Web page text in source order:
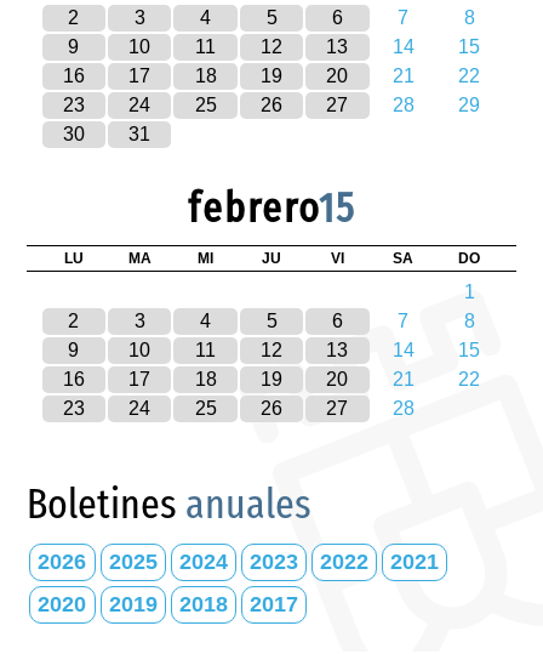
2
3 4 5 6 7
8
9
10 11 12 13 14
15
16
17 18 19 20 21
22
23
24 25 26 27 28
29
30
31
febrero15
LU MA MI JU VI SA DO
1
2
3 4 5 6 7
8
9
10 11 12 13 14
15
16
17 18 19 20 21
22
23
24 25 26 27 28
Boletines anuales
2026 2025 2024 2023 2022
2021
2020
2019 2018 2017